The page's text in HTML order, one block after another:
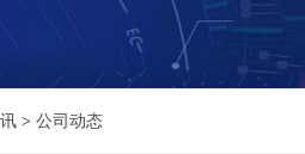
> 公司动态